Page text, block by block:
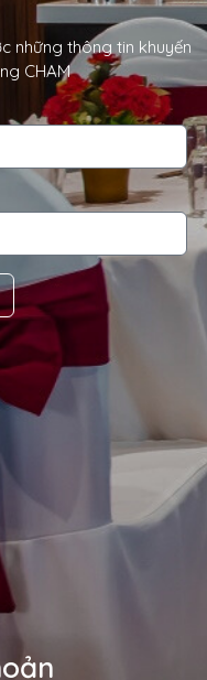
những thông tin khuyến
CHAM